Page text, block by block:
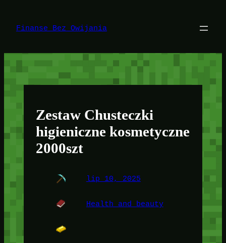
treści
Finanse Bez Owijania
Zestaw Chusteczki
higieniczne kosmetyczne
2000szt
lip 10, 2025
Health and beauty